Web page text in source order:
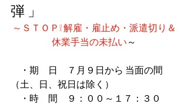
弾 」
～ＳＴＯＰ❕ 解雇・雇止め・派遣切り＆
休業手当の未払い ～
・期　日　７月９日から 当面の間
（土、日、祝日は除く）
・時　間　９：００～１７：３０